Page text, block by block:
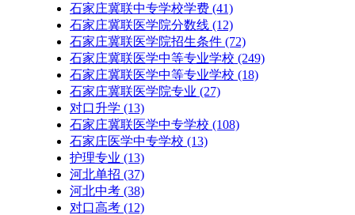
石家庄冀联中专学校学费 (41)
石家庄冀联医学院分数线 (12)
石家庄冀联医学院招生条件 (72)
石家庄冀联医学中等专业学校 (249)
石家庄冀联医学中等专业学校​ (18)
石家庄冀联医学院专业 (27)
对口升学 (13)
石家庄冀联医学中专学校 (108)
石家庄医学中专学校 (13)
护理专业 (13)
河北单招 (37)
河北中考 (38)
对口高考 (12)